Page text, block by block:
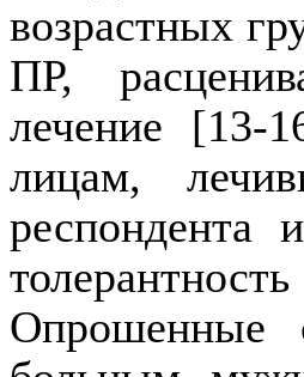
возрастных
ПР,
лечение [13-
лицам,
респондента
Опрошенные